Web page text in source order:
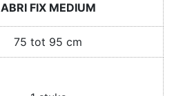
ABRI FIX MEDIUM
75 tot 95 cm